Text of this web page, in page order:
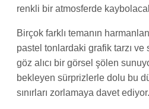
renkli bir atmosferde
Birçok farklı temanın
pastel tonlardaki grafik tarzı
göz alıcı bir görsel şölen
bekleyen sürprizlerle dolu bu
sınırları zorlamaya davet ediyor.